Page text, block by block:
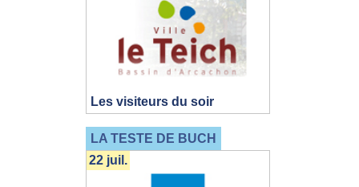
Les visiteurs du soir
LA TESTE DE BUCH
22 juil.